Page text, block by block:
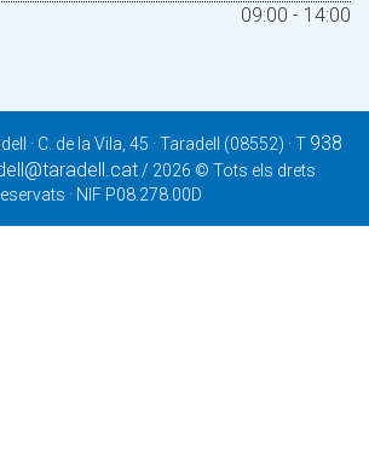
09:00 - 14:00
· C. de la Vila, 45 · Taradell (08552) · T 938
/ 2026 © Tots els drets
· NIF P08.278.00D